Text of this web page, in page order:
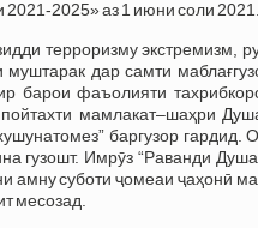
2025» аз 1 июни соли 2021.
терроризму экстремизм,
дар самти
барои фаъолияти
мамлакат–шаҳри
баргузор гардид.
гузошт. Имрӯз “Раванди
амну суботи ҷомеаи ҷаҳонӣ
месозад.